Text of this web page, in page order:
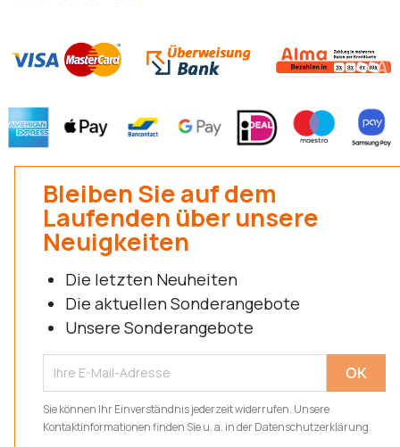
Bleiben Sie auf dem
Laufenden über unsere
Neuigkeiten
Die letzten Neuheiten
Die aktuellen Sonderangebote
Unsere Sonderangebote
Sie können Ihr Einverständnis jederzeit widerrufen. Unsere
Kontaktinformationen finden Sie u. a. in der Datenschutzerklärung.